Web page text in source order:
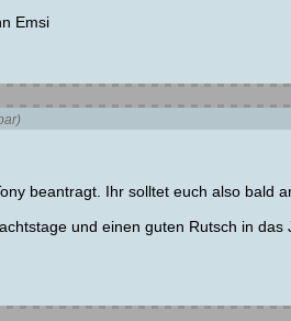
Emsi
beantragt. Ihr solltet euch also bald
und einen guten Rutsch in das